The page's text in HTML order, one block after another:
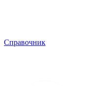
Справочник